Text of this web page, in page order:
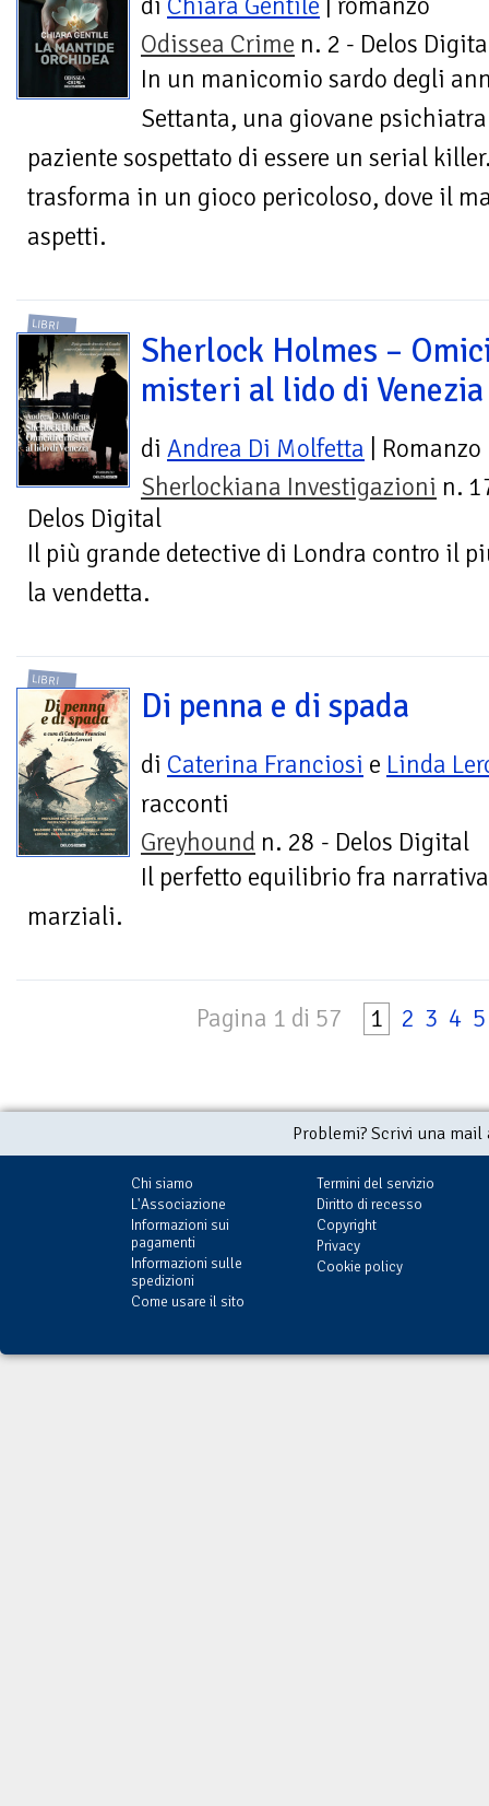
di Chiara Gentile | romanzo
Odissea Crime n. 2 - Delos
In un manicomio sardo degli
Settanta, una giovane
paziente sospettato di essere un serial
trasforma in un gioco pericoloso, dove il
aspetti.
LIBRI
Sherlock Holmes –
misteri al lido di Venezia
di Andrea Di Molfetta | Romanzo
Sherlockiana Investigazioni n.
Delos Digital
Il più grande detective di Londra contro il
la vendetta.
LIBRI
Di penna e di spada
di Caterina Franciosi e Linda
racconti
Greyhound n. 28 - Delos Digital
Il perfetto equilibrio fra
marziali.
Pagina 1 di 57 1 2 3 4 5
Problemi? Scrivi una
Chi siamo
L'Associazione
Informazioni sui
pagamenti
Informazioni sulle
spedizioni
Come usare il sito
Termini del servizio
Diritto di recesso
Copyright
Privacy
Cookie policy